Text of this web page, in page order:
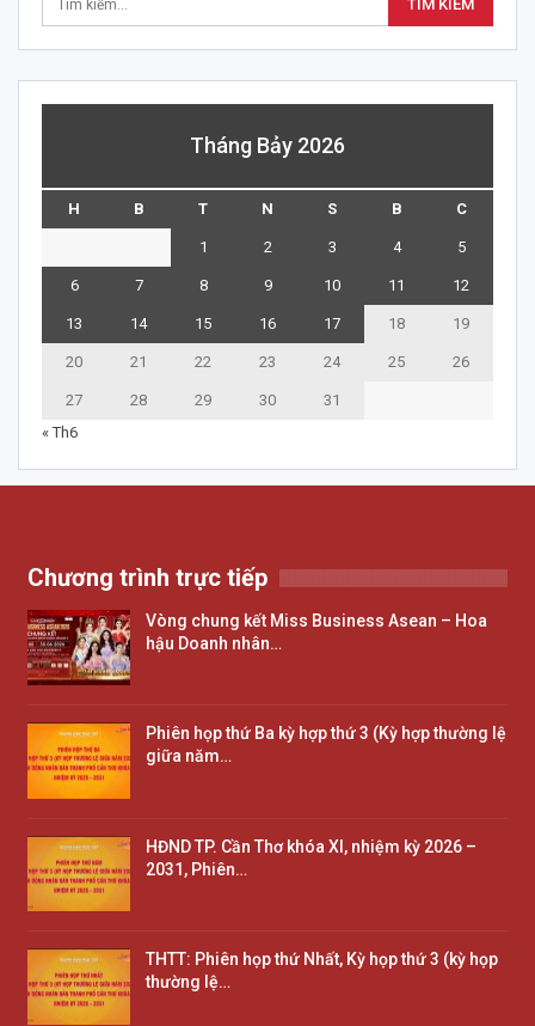
Tháng Bảy 2026
H B T N S B C
1 2 3 4 5
6 7 8 9 10 11 12
13 14 15 16 17 18 19
20 21 22 23 24 25 26
27 28 29 30
31
« Th6
Chương trình trực tiếp
Vòng chung kết Miss Business Asean – Hoa
hậu Doanh nhân…
Phiên họp thứ Ba kỳ hợp thứ 3 (Kỳ hợp thường lệ
giữa năm…
HĐND TP. Cần Thơ khóa XI, nhiệm kỳ 2026 –
2031, Phiên…
THTT: Phiên họp thứ Nhất, Kỳ họp thứ 3 (kỳ họp
thường lệ…